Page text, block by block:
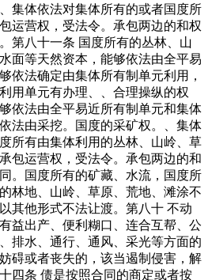
集体依法对集体所有的或者国度所
运营权，受法令。承包两边的和权
第八十一条 国度所有的丛林、山
面等天然资本，能够依法由全平易
依法确定由集体所有制单元利用，
用单元有办理、、合理操纵的权
依法由全平易近所有制单元和集体
法由采挖。国度的采矿权。、集体
所有由集体利用的丛林、山岭、草
包运营权，受法令。承包两边的和
。国度所有的矿藏、水流，国度所
林地、山岭、草原、荒地、滩涂不
其他形式不法让渡。第八十 不动
益出产、便利糊口、连合互帮、公
排水、通行、通风、采光等方面的
碍或者丧失的，该当遏制侵害，解
四条 债是按照合同的商定或者按